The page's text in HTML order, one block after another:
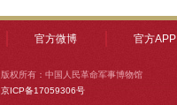
官方微博 官方APP
版权所有：中国人民革命军事博物馆
京ICP备17059306号